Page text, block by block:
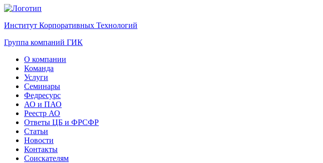
Институт Корпоративных Технологий
Группа компаний ГИК
О компании
Команда
Услуги
Семинары
Федресурс
АО и ПАО
Реестр АО
Ответы ЦБ и ФРСФР
Статьи
Новости
Контакты
Соискателям